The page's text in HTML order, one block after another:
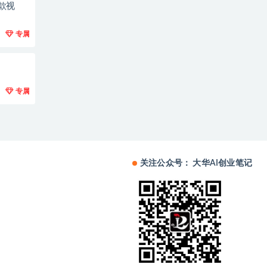
视
专属
专属
关注公众号： 大华AI创业笔记